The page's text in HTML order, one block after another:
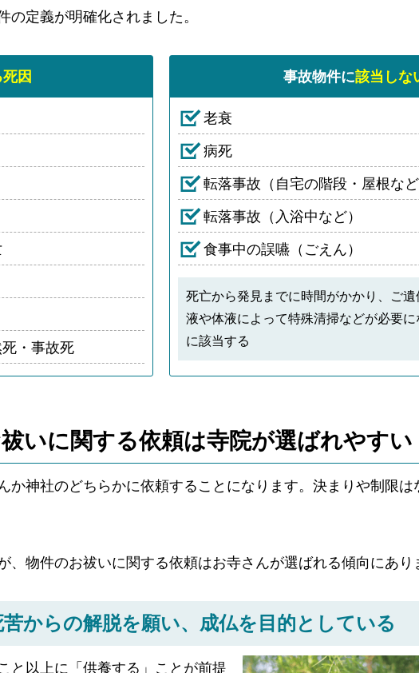
の定義が明確化されました。
因
・事故死
事故物件に該当しな
老衰
病死
転落事故（自宅の階段・屋根など
転落事故（入浴中など）
食事中の誤嚥（ごえん）
死亡から発見までに時間がかかり、ご
液や体液によって特殊清掃などが必要
に該当する
いに関する依頼は寺院が選ばれやすい
か神社のどちらかに依頼することになります。決まりや制限は
物件のお祓いに関する依頼はお寺さんが選ばれる傾向にあり
からの解脱を願い、 成仏を目的としている
と以上に「供養する」ことが前提